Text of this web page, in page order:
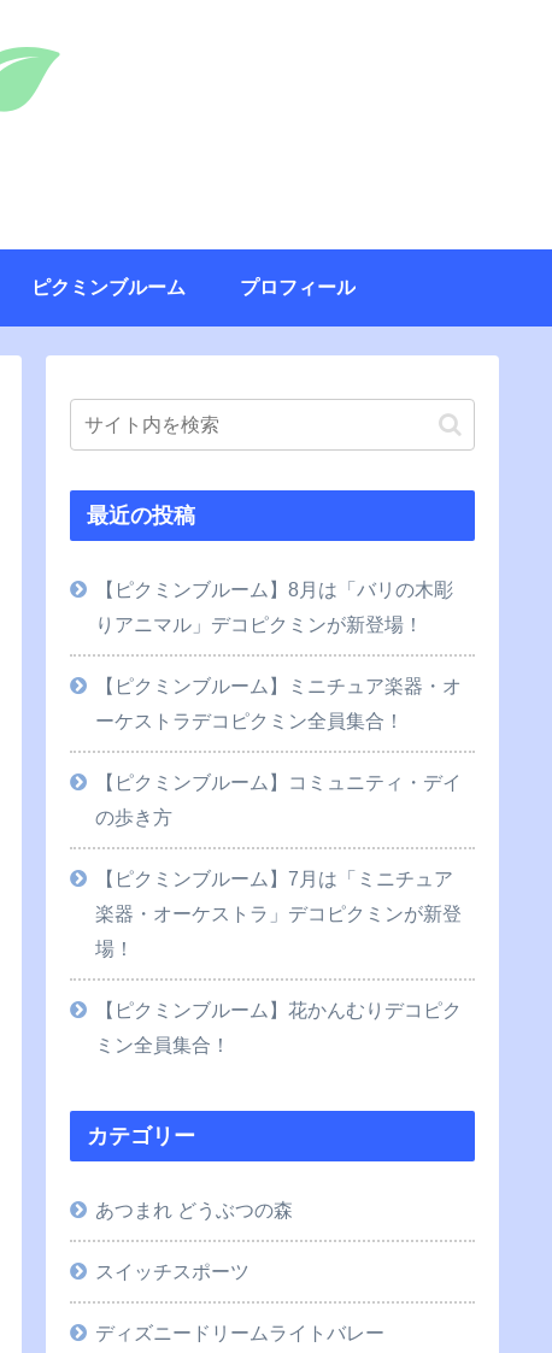
ピクミンブルーム プロフィール
最近の投稿
【ピクミンブルーム】8月は「バリの木彫
りアニマル」デコピクミンが新登場！
【ピクミンブルーム】ミニチュア楽器・オ
ーケストラデコピクミン全員集合！
【ピクミンブルーム】コミュニティ・デイ
の歩き方
【ピクミンブルーム】7月は「ミニチュア
楽器・オーケストラ」デコピクミンが新登
場！
【ピクミンブルーム】花かんむりデコピク
ミン全員集合！
カテゴリー
あつまれ どうぶつの森
スイッチスポーツ
ディズニードリームライトバレー